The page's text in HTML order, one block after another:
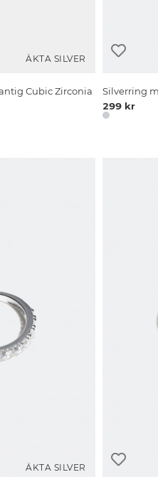
ÄKTA SILVER
Cubic Zirconia
Silverring
299 kr
ÄKTA SILVER